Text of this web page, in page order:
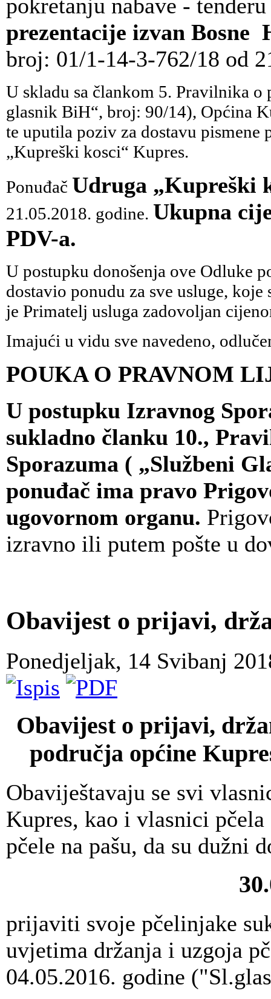
pokretanju nabave -
prezentacije izvan Bosne
broj: 01/1-14-3-762/18 od
U skladu sa člankom 5. Pravilnika o
glasnik BiH“, broj: 90/14), Općina
te uputila poziv za dostavu pismene
„Kupreški kosci“ Kupres.
Ponuđač Udruga „Kupreški
21.05.2018. godine. Ukupna
PDV-a.
U postupku donošenja ove Odluke
dostavio ponudu za sve usluge,
je Primatelj usluga zadovoljan
Imajući u vidu sve navedeno,
POUKA O PRAVNOM
U postupku Izravnog
sukladno članku 10.,
Sporazuma ( „Službeni
ponuđač ima pravo
ugovornom organu.
izravno ili putem pošte u
Obavijest o prijavi,
Ponedjeljak, 14 Svibanj
Obavijest o prijavi,
područja općine
Obaviještavaju se svi
Kupres, kao i vlasnici
pčele na pašu, da su dužni
prijaviti svoje pčelinjake
uvjetima držanja i uzgoja
04.05.2016. godine